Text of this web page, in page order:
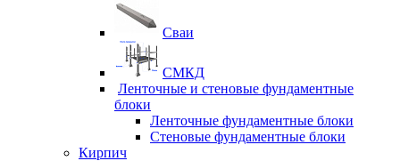
Сваи
СМКД
Ленточные и стеновые фундаментные
блоки
Ленточные фундаментные блоки
Стеновые фундаментные блоки
Кирпич